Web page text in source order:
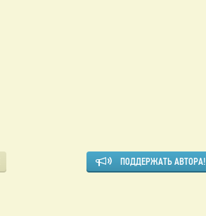
ПОДДЕРЖАТЬ АВТОРА!